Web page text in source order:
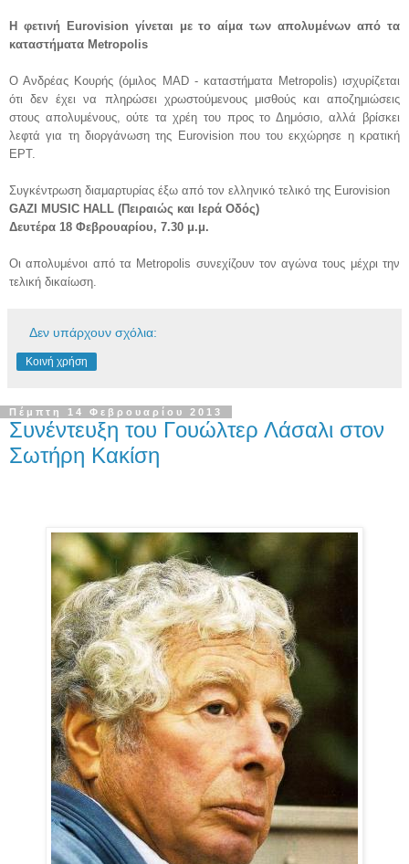
Η φετινή Eurovision γίνεται με το αίμα των απολυμένων από τα
καταστήματα Metropolis
Ο Ανδρέας Κουρής (όμιλος MAD - καταστήματα Metropolis) ισχυρίζεται
ότι δεν έχει να πληρώσει χρωστούμενους μισθούς και αποζημιώσεις
στους απολυμένους, ούτε τα χρέη του προς το Δημόσιο, αλλά βρίσκει
λεφτά για τη διοργάνωση της Eurovision που του εκχώρησε η κρατική
ΕΡΤ.
Συγκέντρωση διαμαρτυρίας έξω από τον ελληνικό τελικό της Eurovision
GAZI MUSIC HALL (Πειραιώς και Ιερά Οδός)
Δευτέρα 18 Φεβρουαρίου, 7.30 μ.μ.
Οι απολυμένοι από τα Metropolis συνεχίζουν τον αγώνα τους μέχρι την
τελική δικαίωση.
Δεν υπάρχουν σχόλια:
Κοινή χρήση
Πέμπτη 14 Φεβρουαρίου 2013
Συνέντευξη του Γουώλτερ Λάσαλι στον
Σωτήρη Κακίση